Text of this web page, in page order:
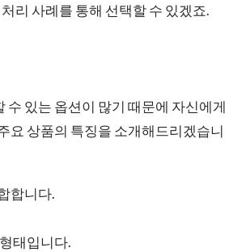
리 사례를 통해 선택할 수 있겠죠.
있는 옵션이 많기 때문에 자신에게
요 상품의 특징을 소개해드리겠습니
합니다.
태입니다.